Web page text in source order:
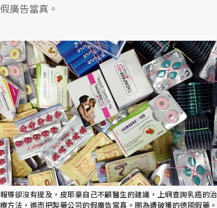
假廣告當真。
報導卻沒有提及，皮耶豪自己不顧醫生的建議，上網查詢乳癌的治
療方法，進而把製藥公司的假廣告當真。圖為遭破獲的德國假藥。